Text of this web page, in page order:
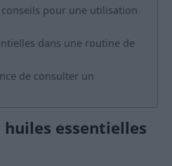
conseils pour une utilisation
dans une routine de
de consulter un
essentielles